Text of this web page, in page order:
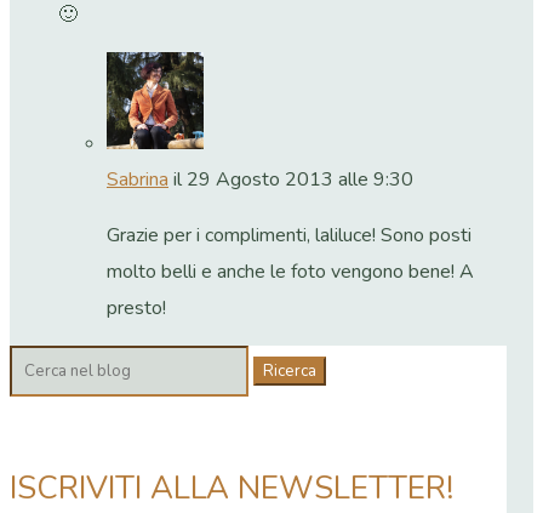
🙂
Sabrinail 29 Agosto 2013 alle 9:30
Grazie per i complimenti, laliluce! Sono posti
molto belli e anche le foto vengono bene! A
presto!
Cerca:
ISCRIVITI ALLA NEWSLETTER!